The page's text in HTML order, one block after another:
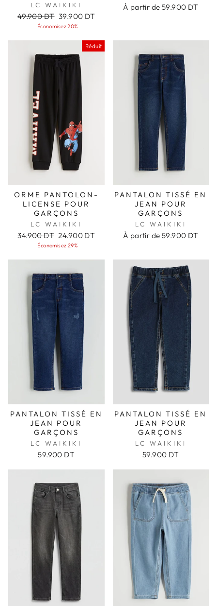
LC WAIKIKI
Prix
régulier
49.900 DT Prix
réduit
39.900 DT
Économisez 20%
À partir de 59.900 DT
Réduit
ORME PANTOLON-
LICENSE POUR
GARÇONS
LC WAIKIKI
Prix
régulier
34.900 DT Prix
réduit
24.900 DT
Économisez 29%
PANTALON TISSÉ EN
JEAN POUR
GARÇONS
LC WAIKIKI
À partir de 59.900 DT
PANTALON TISSÉ EN
JEAN POUR
GARÇONS
LC WAIKIKI
59.900 DT
PANTALON TISSÉ EN
JEAN POUR
GARÇONS
LC WAIKIKI
59.900 DT